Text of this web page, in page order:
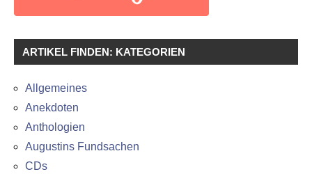
ARTIKEL FINDEN: KATEGORIEN
Allgemeines
Anekdoten
Anthologien
Augustins Fundsachen
CDs